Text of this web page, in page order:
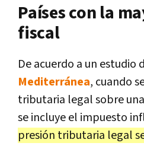
Países con la
fiscal
De acuerdo a un estudio
Mediterránea, cuando
tributaria legal sobre
se incluye el impuesto
presión tributaria legal